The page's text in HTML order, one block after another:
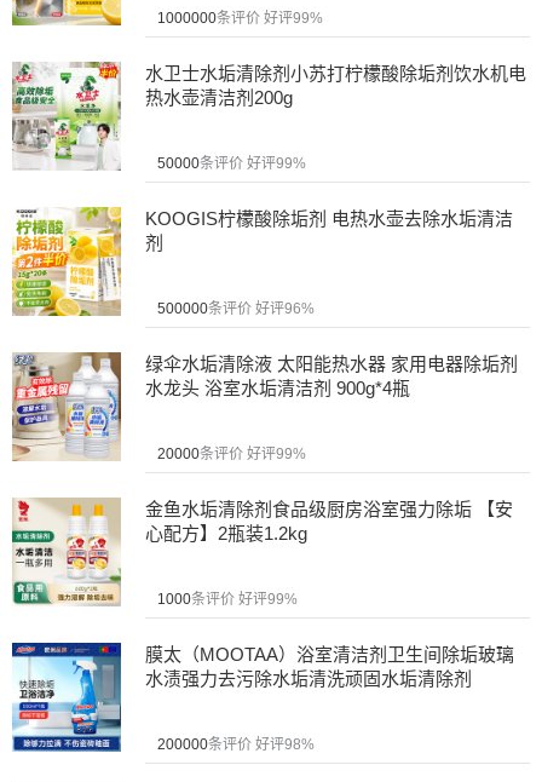
1000000条评价 好评99%
水卫士水垢清除剂小苏打柠檬酸除垢剂饮水机电
热水壶清洁剂200g
50000条评价 好评99%
KOOGIS柠檬酸除垢剂 电热水壶去除水垢清洁
剂
500000条评价 好评96%
绿伞水垢清除液 太阳能热水器 家用电器除垢剂
水龙头 浴室水垢清洁剂 900g*4瓶
20000条评价 好评99%
金鱼水垢清除剂食品级厨房浴室强力除垢 【安
心配方】2瓶装1.2kg
1000条评价 好评99%
膜太（MOOTAA）浴室清洁剂卫生间除垢玻璃
水渍强力去污除水垢清洗顽固水垢清除剂
200000条评价 好评98%